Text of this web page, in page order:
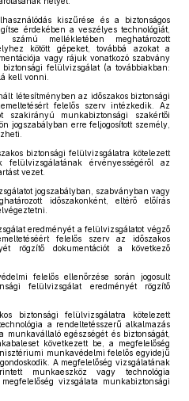
kiszűrése és a biztonságos
érdekében a veszélyes technológiát,
mellékletében meghatározott
kötött gépeket, továbbá azokat a
vagy rájuk vonatkozó szabvány
felülvizsgálat (a továbbiakban:
kell vonni.
létesítményben az időszakos biztonsági
felelős szerv intézkedik. Az
szakirányú munkabiztonsági szakértői
jogszabályban erre feljogosított személy,
biztonsági felülvizsgálatra kötelezett
felülvizsgálatának érvényességéről az
vezet.
jogszabályban, szabványban vagy
időszakonként, eltérő előírás
eredményét a felülvizsgálatot végző
felelős szerv az időszakos
rögzítő dokumentációt a következő
felelős ellenőrzése során jogosult
felülvizsgálat eredményét rögzítő
biztonsági felülvizsgálatra kötelezett
a rendeltetésszerű alkalmazás
munkavállaló egészségét és biztonságát,
következett be, a megfelelőség
munkavédelmi felelős egyidejű
A megfelelőség vizsgálatának
munkaeszköz vagy technológia
vizsgálata munkabiztonsági